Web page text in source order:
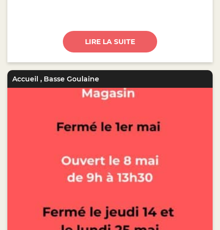
LIRE LA SUITE
Accueil , Basse Goulaine